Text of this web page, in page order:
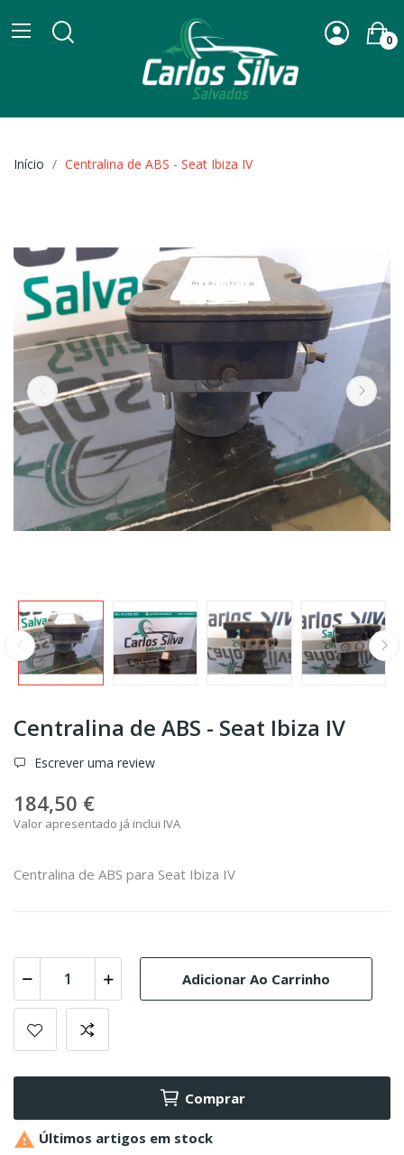
0
Início Centralina de ABS - Seat Ibiza IV
Centralina de ABS - Seat Ibiza IV
Escrever uma review
184,50 €
Valor apresentado já inclui IVA
Centralina de ABS para Seat Ibiza IV
Adicionar Ao Carrinho
Comprar
 Últimos artigos em stock